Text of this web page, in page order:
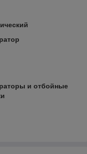
и отбойные